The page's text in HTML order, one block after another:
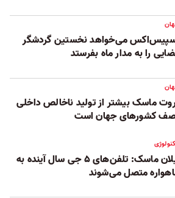
می‌خواهد نخستین گردشگر
را به مدار ماه بفرستد
ماسک بیشتر از تولید ناخالص داخلی
کشورهای جهان است
ایلان ماسک: تلفن‌های ۵ جی سال آینده به
متصل می‌شوند